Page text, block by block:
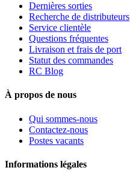
Dernières sorties
Recherche de distributeurs
Service clientèle
Questions fréquentes
Livraison et frais de port
Statut des commandes
RC Blog
À propos de nous
Qui sommes-nous
Contactez-nous
Postes vacants
Informations légales